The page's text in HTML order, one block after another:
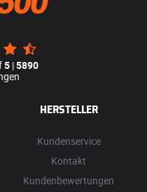
5|5890
HERSTELLER
Kundenservice
Kontakt
Kundenbewertungen